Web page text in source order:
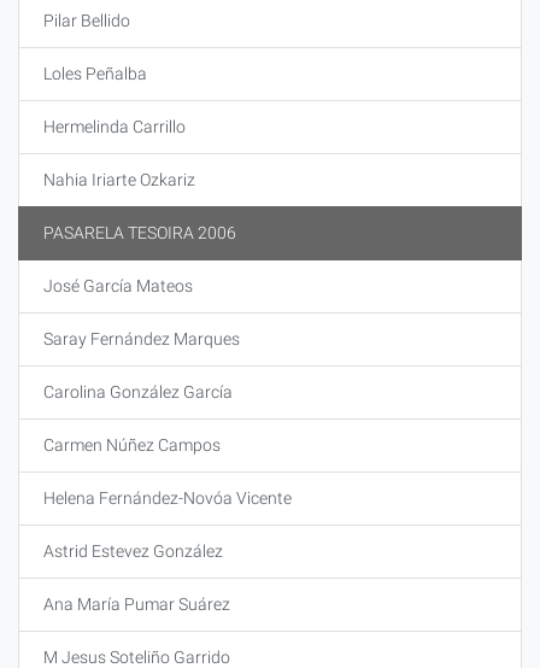
Pilar Bellido
Loles Peñalba
Hermelinda Carrillo
Nahia Iriarte Ozkariz
PASARELA TESOIRA 2006
José García Mateos
Saray Fernández Marques
Carolina González García
Carmen Núñez Campos
Helena Fernández-Novóa Vicente
Astrid Estevez González
Ana María Pumar Suárez
M Jesus Soteliño Garrido